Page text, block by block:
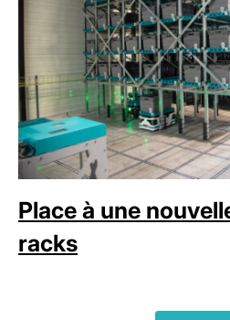
Place à une
racks